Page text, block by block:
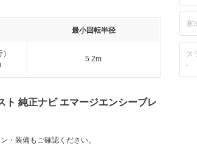
最小回転半径
5.2m
ト 純正ナビ エマージエンシーブレ
・装備もご確認ください。
寒
ス
-